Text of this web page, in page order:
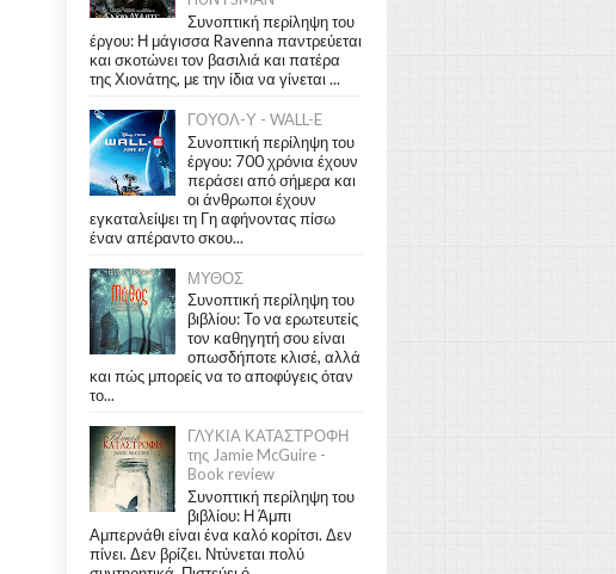
Συνοπτική περίληψη του
έργου: Η μάγισσα Ravenna παντρεύεται
και σκοτώνει τον βασιλιά και πατέρα
της Χιονάτης, με την ίδια να γίνεται ...
ΓΟΥΟΛ-Υ - WALL-E
Συνοπτική περίληψη του
έργου: 700 χρόνια έχουν
περάσει από σήμερα και
οι άνθρωποι έχουν
εγκαταλείψει τη Γη αφήνοντας πίσω
έναν απέραντο σκου...
ΜΥΘΟΣ
Συνοπτική περίληψη του
βιβλίου: Το να ερωτευτείς
τον καθηγητή σου είναι
οπωσδήποτε κλισέ, αλλά
και πώς μπορείς να το αποφύγεις όταν
το...
ΓΛΥΚΙΑ ΚΑΤΑΣΤΡΟΦΗ
της Jamie McGuire -
Book review
Συνοπτική περίληψη του
βιβλίου: Η Άμπι
Αμπερνάθι είναι ένα καλό κορίτσι. Δεν
πίνει. Δεν βρίζει. Ντύνεται πολύ